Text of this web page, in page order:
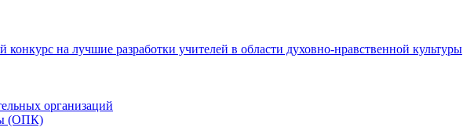
на лучшие разработки учителей в области духовно-нравственной культуры
организаций
(ОПК)